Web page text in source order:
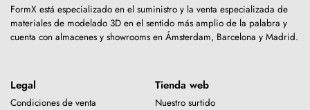
FormX está especializado en el suministro y la venta especializada de
materiales de modelado 3D en el sentido más amplio de la palabra y
cuenta con almacenes y showrooms en Ámsterdam, Barcelona y Madrid.
Legal
Condiciones de venta
Tienda web
Nuestro surtido